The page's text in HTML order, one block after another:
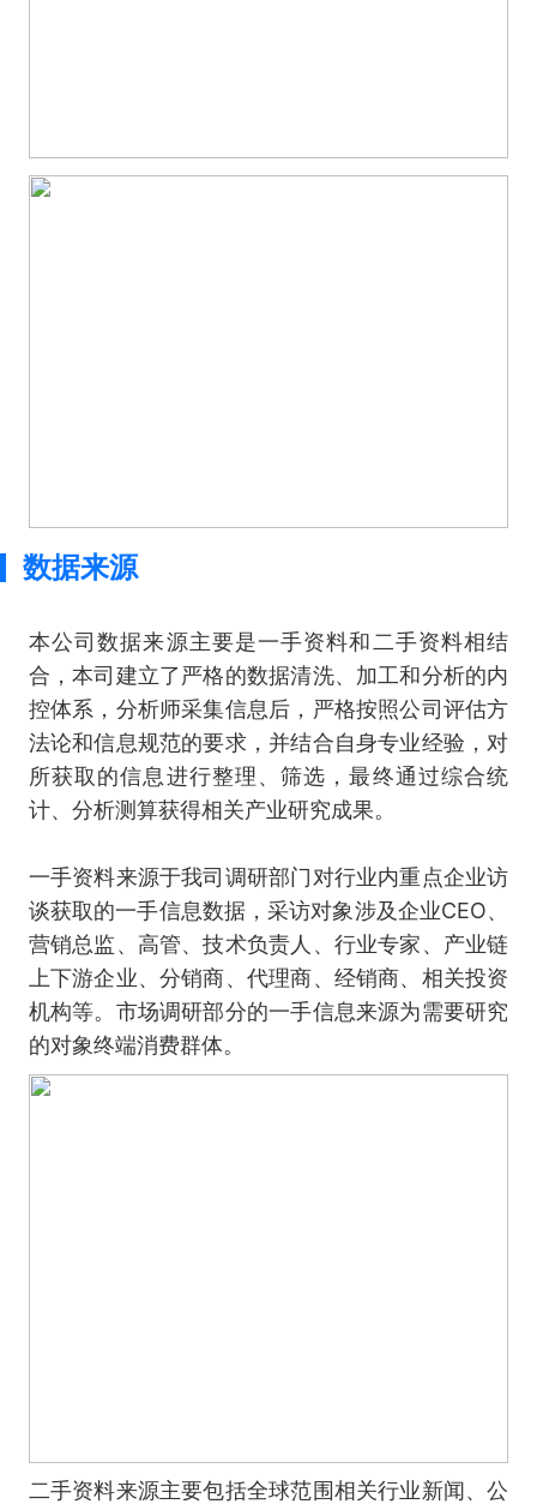
数据来源
本公司数据来源主要是一手资料和二手资料相结
合，本司建立了严格的数据清洗、加工和分析的内
控体系，分析师采集信息后，严格按照公司评估方
法论和信息规范的要求，并结合自身专业经验，对
所获取的信息进行整理、筛选，最终通过综合统
计、分析测算获得相关产业研究成果。
一手资料来源于我司调研部门对行业内重点企业访
谈获取的一手信息数据，采访对象涉及企业CEO、
营销总监、高管、技术负责人、行业专家、产业链
上下游企业、分销商、代理商、经销商、相关投资
机构等。市场调研部分的一手信息来源为需要研究
的对象终端消费群体。
二手资料来源主要包括全球范围相关行业新闻、公